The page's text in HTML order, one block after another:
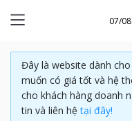
07/
Đây là website dành
muốn có giá tốt và hệ
cho khách hàng doanh
tin và liên hệ tại đây!